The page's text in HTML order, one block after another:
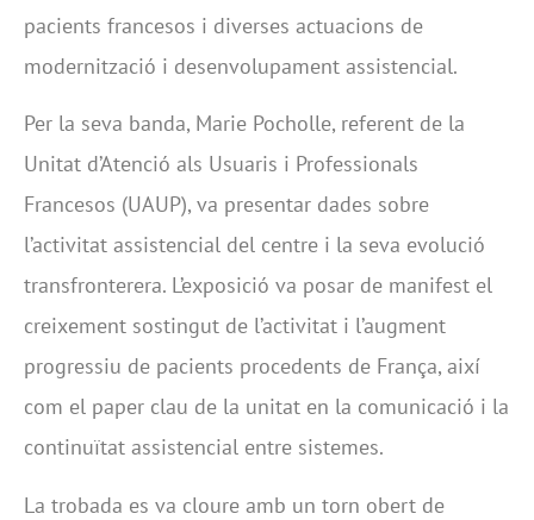
pacients francesos i diverses actuacions de
modernització i desenvolupament assistencial.
Per la seva banda, Marie Pocholle, referent de la
Unitat d’Atenció als Usuaris i Professionals
Francesos (UAUP), va presentar dades sobre
l’activitat assistencial del centre i la seva evolució
transfronterera. L’exposició va posar de manifest el
creixement sostingut de l’activitat i l’augment
progressiu de pacients procedents de França, així
com el paper clau de la unitat en la comunicació i la
continuïtat assistencial entre sistemes.
La trobada es va cloure amb un torn obert de